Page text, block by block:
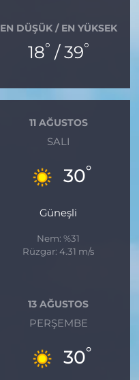
EN DÜŞÜK / EN YÜKSEK
18° / 39°
11 AĞUSTOS
SALI
30°
Güneşli
Nem: %31
Rüzgar: 4.31 m/s
13 AĞUSTOS
PERŞEMBE
30°